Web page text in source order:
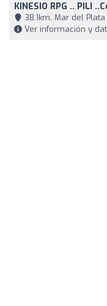
KINESIO RPG .. PILI
38,1km, Mar del Plata
Ver información y